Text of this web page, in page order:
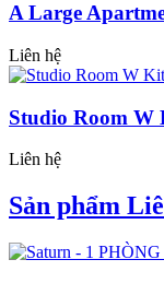
A Large
Liên hệ
Studio Room W
Liên hệ
Sản phẩm